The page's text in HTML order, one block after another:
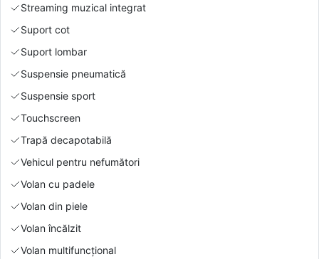
Streaming muzical integrat
Suport cot
Suport lombar
Suspensie pneumatică
Suspensie sport
Touchscreen
Trapă decapotabilă
Vehicul pentru nefumători
Volan cu padele
Volan din piele
Volan încălzit
Volan multifuncțional